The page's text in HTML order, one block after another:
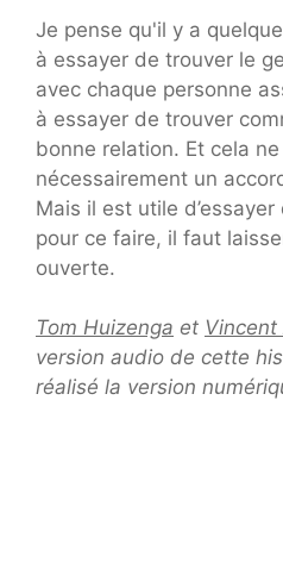
Je pense qu'il y a
à essayer de trouver le
avec chaque personne
à essayer de trouver
bonne relation. Et cela
nécessairement un
Mais il est utile
pour ce faire, il faut
ouverte.
Tom Huizenga et
version audio de cette
réalisé la version